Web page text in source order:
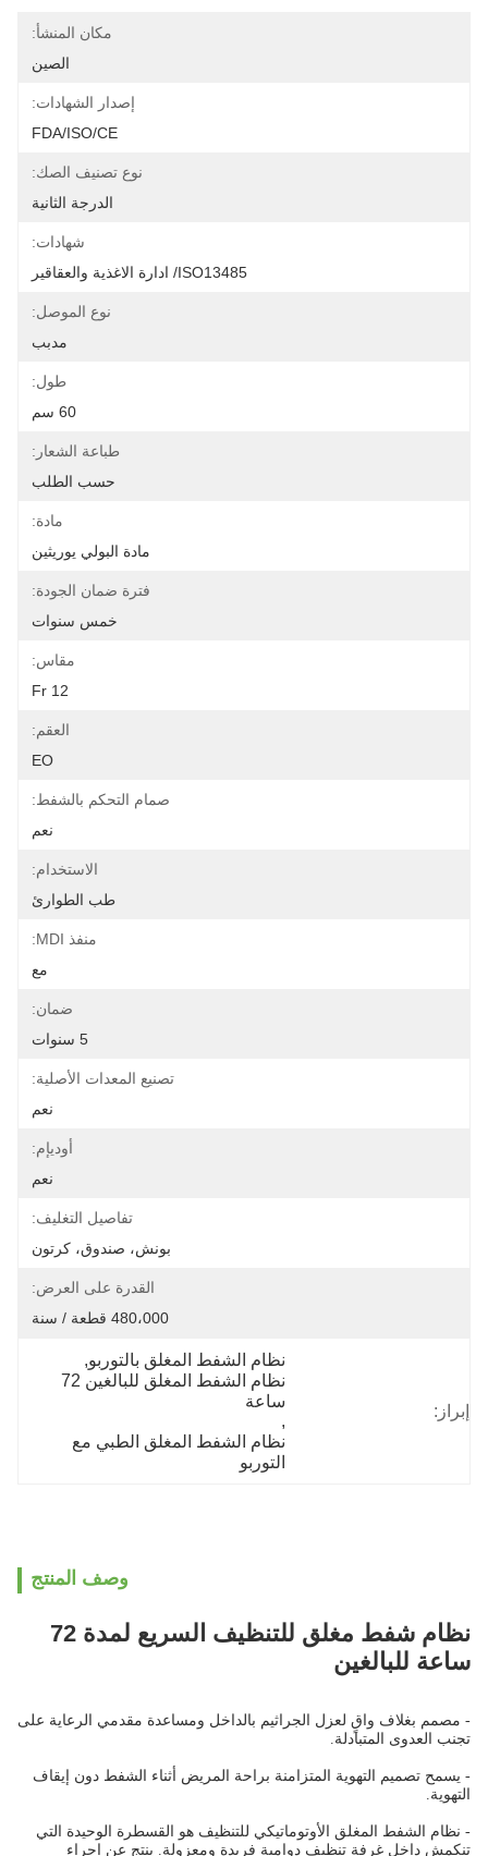
مكان المنشأ:
الصين
إصدار الشهادات:
FDA/ISO/CE
نوع تصنيف الصك:
الدرجة الثانية
شهادات:
ISO13485/ ادارة الاغذية والعقاقير
نوع الموصل:
مدبب
طول:
60 سم
طباعة الشعار:
حسب الطلب
مادة:
مادة البولي يوريثين
فترة ضمان الجودة:
خمس سنوات
مقاس:
12 Fr
العقم:
EO
صمام التحكم بالشفط:
نعم
الاستخدام:
طب الطوارئ
منفذ MDI:
مع
ضمان:
5 سنوات
تصنيع المعدات الأصلية:
نعم
أوديإم:
نعم
تفاصيل التغليف:
بونش، صندوق، كرتون
القدرة على العرض:
480،000 قطعة / سنة
إبراز:
نظام الشفط المغلق بالتوربو,
نظام الشفط المغلق للبالغين 72
ساعة
,
نظام الشفط المغلق الطبي مع
التوربو
وصف المنتج
نظام شفط مغلق للتنظيف السريع لمدة 72
ساعة للبالغين
- مصمم بغلاف واقٍ لعزل الجراثيم بالداخل ومساعدة مقدمي الرعاية على
تجنب العدوى المتبادلة.
- يسمح تصميم التهوية المتزامنة براحة المريض أثناء الشفط دون إيقاف
التهوية.
- نظام الشفط المغلق الأوتوماتيكي للتنظيف هو القسطرة الوحيدة التي
تنكمش داخل غرفة تنظيف دوامية فريدة ومعزولة. ينتج عن إجراء